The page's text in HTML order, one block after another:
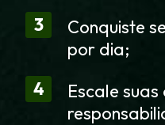
3
Conquiste
por dia;
4
Escale